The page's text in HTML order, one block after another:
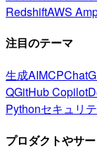
RedshiftAWS
注目のテーマ
生成AIMCP
QGitHub Copilot
Pythonセキュリ
プロダクトやサ